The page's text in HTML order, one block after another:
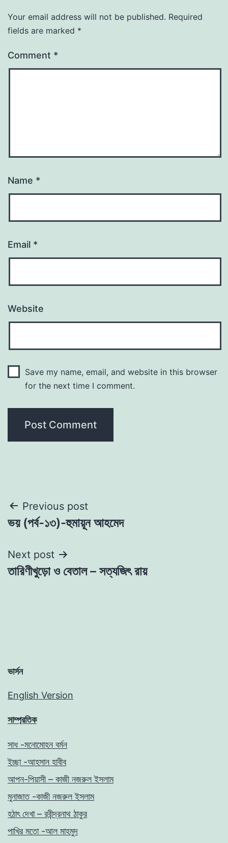
Your email address will not be published. Required
fields are marked *
Comment *
Name *
Email *
Website
Save my name, email, and website in this browser
for the next time I comment.
Post
navigation
Previous post
ভয় (পর্ব-১৩)-হুমায়ূন আহমেদ
Next post
তারিণীখুড়ো ও বেতাল – সত্যজিৎ রায়
ভার্সন
English Version
সাম্প্রতিক
সাধ -মনোমোহন বর্মন
ইচ্ছা -আহসান হাবীব
আপন-পিয়াসী – কাজী নজরুল ইসলাম
মুনাজাত -কাজী নজরুল ইসলাম
হঠাৎ দেখা – রবীন্দ্রনাথ ঠাকুর
পাখির মতো -আল মাহমুদ